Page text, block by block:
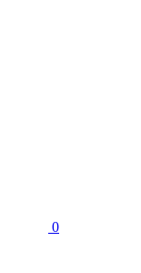
0